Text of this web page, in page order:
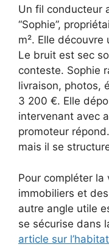
Un fil conducteur
“Sophie”,
m². Elle
Le bruit est sec
conteste. Sophie
livraison, photos,
3 200 €. Elle
intervenant avec
promoteur
mais il se
Pour compléter la
immobiliers et
autre angle utile
se sécurise dans
article sur